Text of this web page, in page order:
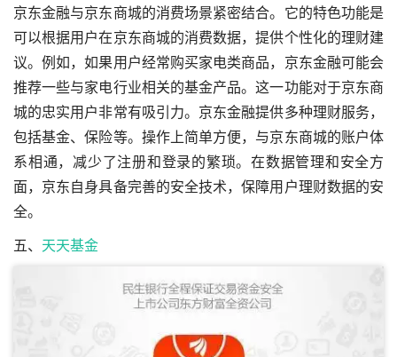
京东金融与京东商城的消费场景紧密结合。它的特色功能是
可以根据用户在京东商城的消费数据，提供个性化的理财建
议。例如，如果用户经常购买家电类商品，京东金融可能会
推荐一些与家电行业相关的基金产品。这一功能对于京东商
城的忠实用户非常有吸引力。京东金融提供多种理财服务，
包括基金、保险等。操作上简单方便，与京东商城的账户体
系相通，减少了注册和登录的繁琐。在数据管理和安全方
面，京东自身具备完善的安全技术，保障用户理财数据的安
全。
五、 天天基金